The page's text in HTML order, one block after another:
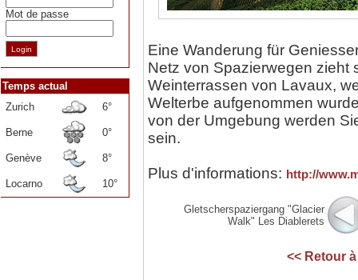
Mot de passe
Temps actual
Zurich
6°
Berne 0°
Genève 8°
Locarno 10°
Eine Wanderung für
Netz von Spazierwegen zieht
Weinterrassen von Lavaux,
Welterbe aufgenommen
von der Umgebung werden
sein.
Plus d'informations: http://
Gletscherspaziergang "Glacier
Walk" Les Diablerets
<< Retour